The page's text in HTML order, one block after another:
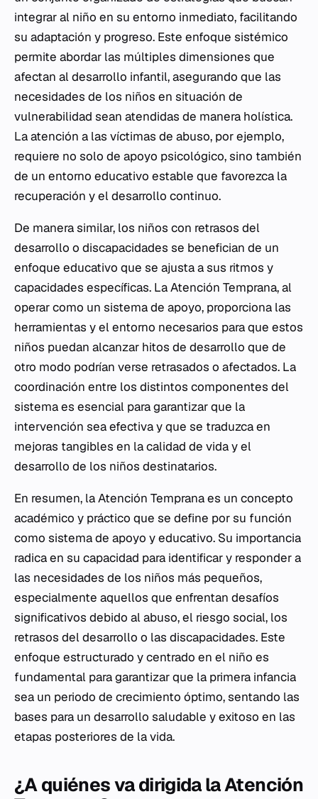
integrar al niño en su entorno inmediato, facilitando
su adaptación y progreso. Este enfoque sistémico
permite abordar las múltiples dimensiones que
afectan al desarrollo infantil, asegurando que las
necesidades de los niños en situación de
vulnerabilidad sean atendidas de manera holística.
La atención a las víctimas de abuso, por ejemplo,
requiere no solo de apoyo psicológico, sino también
de un entorno educativo estable que favorezca la
recuperación y el desarrollo continuo.
De manera similar, los niños con retrasos del
desarrollo o discapacidades se benefician de un
enfoque educativo que se ajusta a sus ritmos y
capacidades específicas. La Atención Temprana, al
operar como un sistema de apoyo, proporciona las
herramientas y el entorno necesarios para que estos
niños puedan alcanzar hitos de desarrollo que de
otro modo podrían verse retrasados o afectados. La
coordinación entre los distintos componentes del
sistema es esencial para garantizar que la
intervención sea efectiva y que se traduzca en
mejoras tangibles en la calidad de vida y el
desarrollo de los niños destinatarios.
En resumen, la Atención Temprana es un concepto
académico y práctico que se define por su función
como sistema de apoyo y educativo. Su importancia
radica en su capacidad para identificar y responder a
las necesidades de los niños más pequeños,
especialmente aquellos que enfrentan desafíos
significativos debido al abuso, el riesgo social, los
retrasos del desarrollo o las discapacidades. Este
enfoque estructurado y centrado en el niño es
fundamental para garantizar que la primera infancia
sea un periodo de crecimiento óptimo, sentando las
bases para un desarrollo saludable y exitoso en las
etapas posteriores de la vida.
¿A quiénes va dirigida la Atención